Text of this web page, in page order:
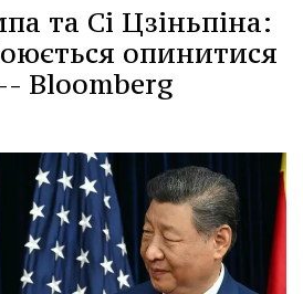
та Сі Цзіньпіна:
опинитися
Bloomberg